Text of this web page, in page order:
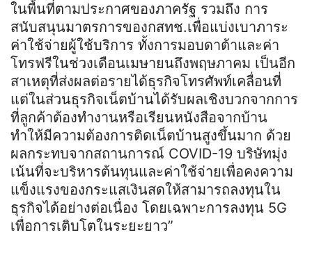
ในพื้นที่ตามประกาศของภาครัฐ รวมถึง การ
สนับสนุนมาตรการของกสทช.เพื่อแบ่งเบาภาระ
ค่าใช้จ่ายผู้ใช้บริการ ทั้งการมอบดาต้าและค่า
โทรฟรีในช่วงเดือนเมษายนถึงพฤษภาคม เป็นอีก
สาเหตุที่ส่งผลต่อรายได้ธุรกิจโทรศัพท์เคลื่อนที่
แต่ในส่วนธุรกิจเน็ตบ้านได้รับผลเชิงบวกจากการ
ที่ลูกค้าต้องทำงานหรือเรียนหนังสือจากบ้าน
ทำให้มีความต้องการติดเน็ตบ้านสูงขึ้นมาก ด้วย
ผลกระทบจากสถานการณ์ COVID-19 บริษัทมุ่ง
เน้นที่จะบริหารต้นทุนและค่าใช้จ่ายเพื่อคงความ
แข็งแรงของกระแสเงินสดให้สามารถลงทุนใน
ธุรกิจได้อย่างต่อเนื่อง โดยเฉพาะการลงทุน 5G
เพื่อการเติบโตในระยะยาว”